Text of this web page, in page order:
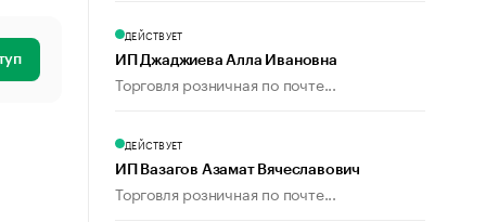
ДЕЙСТВУЕТ
ИП Джаджиева Алла Ивановна
Торговля розничная по почте...
ДЕЙСТВУЕТ
ИП Вазагов Азамат Вячеславович
Торговля розничная по почте...